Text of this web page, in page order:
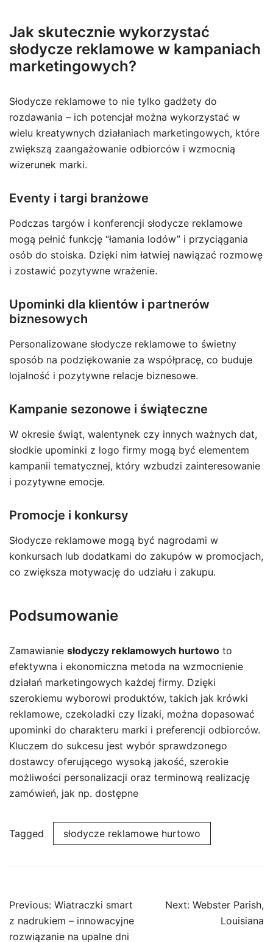
Jak skutecznie wykorzystać
słodycze reklamowe w kampaniach
marketingowych?
Słodycze reklamowe to nie tylko gadżety do
rozdawania – ich potencjał można wykorzystać w
wielu kreatywnych działaniach marketingowych, które
zwiększą zaangażowanie odbiorców i wzmocnią
wizerunek marki.
Eventy i targi branżowe
Podczas targów i konferencji słodycze reklamowe
mogą pełnić funkcję “łamania lodów” i przyciągania
osób do stoiska. Dzięki nim łatwiej nawiązać rozmowę
i zostawić pozytywne wrażenie.
Upominki dla klientów i partnerów
biznesowych
Personalizowane słodycze reklamowe to świetny
sposób na podziękowanie za współpracę, co buduje
lojalność i pozytywne relacje biznesowe.
Kampanie sezonowe i świąteczne
W okresie świąt, walentynek czy innych ważnych dat,
słodkie upominki z logo firmy mogą być elementem
kampanii tematycznej, który wzbudzi zainteresowanie
i pozytywne emocje.
Promocje i konkursy
Słodycze reklamowe mogą być nagrodami w
konkursach lub dodatkami do zakupów w promocjach,
co zwiększa motywację do udziału i zakupu.
Podsumowanie
Zamawianie słodyczy reklamowych hurtowo to
efektywna i ekonomiczna metoda na wzmocnienie
działań marketingowych każdej firmy. Dzięki
szerokiemu wyborowi produktów, takich jak krówki
reklamowe, czekoladki czy lizaki, można dopasować
upominki do charakteru marki i preferencji odbiorców.
Kluczem do sukcesu jest wybór sprawdzonego
dostawcy oferującego wysoką jakość, szerokie
możliwości personalizacji oraz terminową realizację
zamówień, jak np. dostępne
Tagged słodycze reklamowe hurtowo
Post
navigation
Previous: Wiatraczki smart
z nadrukiem – innowacyjne
rozwiązanie na upalne dni
Next: Webster Parish,
Louisiana